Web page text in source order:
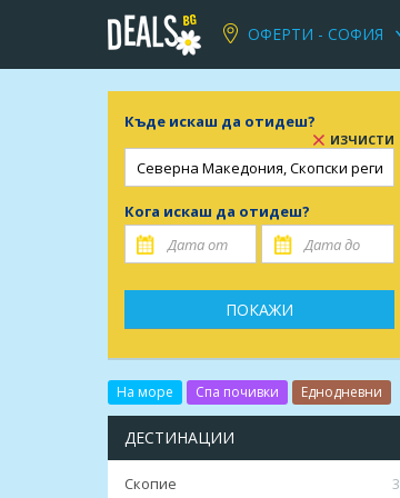
ОФЕРТИ - СОФИЯ
Къде искаш да отидеш?
ИЗЧИСТИ
Кога искаш да отидеш?
ПОКАЖИ
На море Спа почивки Еднодневни
ДЕСТИНАЦИИ
Скопие 3